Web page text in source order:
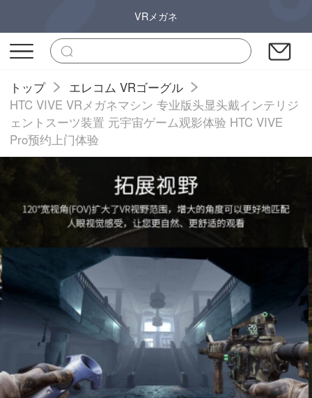
VRメガネ
トップ
エレコム VRゴーグル
HTC VIVE VRメガネマシン 专业版头显头戴インテリジ
ェントスーツ装置 元宇宙ゲーム观影体验 HTC VIVE
Pro预约上门体验